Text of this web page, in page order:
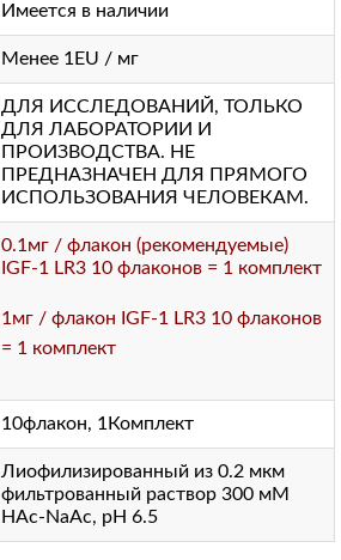
Имеется в наличии
Менее 1EU / мг
ДЛЯ ИССЛЕДОВАНИЙ, ТОЛЬКО
ДЛЯ ЛАБОРАТОРИИ И
ПРОИЗВОДСТВА. НЕ
ПРЕДНАЗНАЧЕН ДЛЯ ПРЯМОГО
ИСПОЛЬЗОВАНИЯ ЧЕЛОВЕКАМ.
0.1мг / флакон (рекомендуемые)
IGF-1 LR3 10 флаконов = 1 комплект
1мг / флакон IGF-1 LR3 10 флаконов
= 1 комплект
10флакон, 1Комплект
Лиофилизированный из 0.2 мкм
фильтрованный раствор 300 мМ
HAc-NaAc, pH 6.5